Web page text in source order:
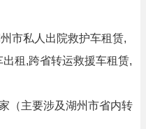
市私人出院救护车租赁,
租,跨省转运救援车租赁,
（主要涉及湖州市省内转